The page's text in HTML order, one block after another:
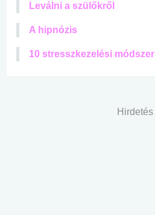
Leválni a szülőkről
A hipnózis
10 stresszkezelési módszer
Hirdetés